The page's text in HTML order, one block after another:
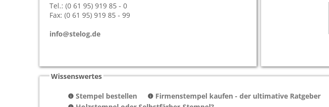
Tel.: (0 61 95) 919 85 - 0
Fax: (0 61 95) 919 85 - 99
info@stelog.de
Wissenswertes
Stempel bestellen Firmenstempel kaufen - der ultimative Ratgeber